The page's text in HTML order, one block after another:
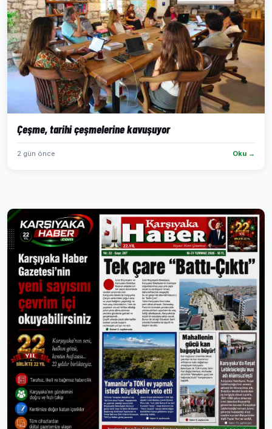
Çeşme, tarihi çeşmelerine kavuşuyor
2 gün önce Oku →